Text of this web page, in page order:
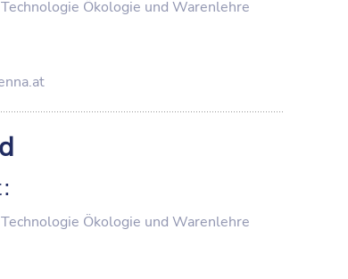
Technologie Ökologie und Warenlehre
Technologie Ökologie und Warenlehre